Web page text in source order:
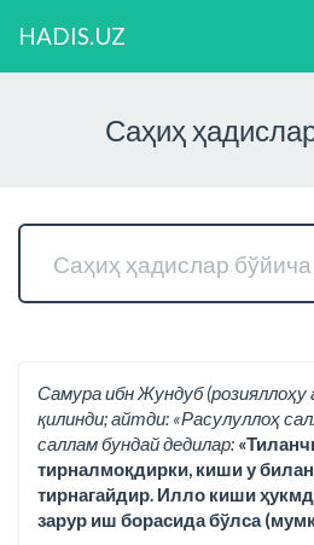
HADIS.UZ
Саҳиҳ
Самура ибн Жундуб (розияллоҳу
қилинди; айтди: «Расулуллоҳ
саллам бундай дедилар:
тирналмоқдирки, киши у
тирнагайдир. Илло киши
зарур иш борасида бўлса